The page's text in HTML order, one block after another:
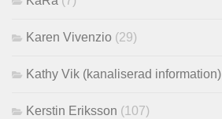
Karen Vivenzio (29)
Kathy Vik (kanaliserad information)
Kerstin Eriksson (107)